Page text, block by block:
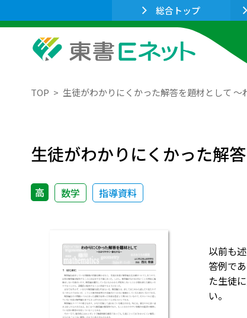
総合トップ
TOP 生徒がわかりにくかった解答を題材として ～
生徒がわかりにくかった解
高 数学 指導資料
以前も
答例で
た生徒
い。